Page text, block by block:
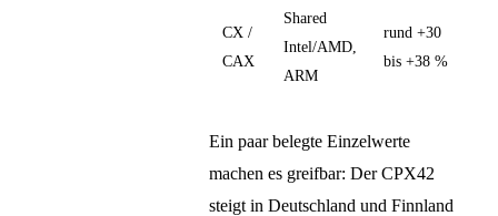
CX /
CAX
Shared
Intel/AMD,
ARM
rund +30
bis +38 %
Ein paar belegte Einzelwerte
machen es greifbar: Der CPX42
steigt in Deutschland und Finnland